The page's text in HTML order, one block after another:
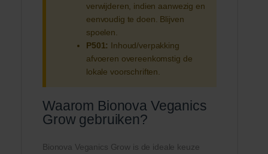
verwijderen, indien aanwezig en
eenvoudig te doen. Blijven
spoelen.
P501: Inhoud/verpakking
afvoeren overeenkomstig de
lokale voorschriften.
Waarom Bionova Veganics
Grow gebruiken?
Bionova Veganics Grow is de ideale keuze